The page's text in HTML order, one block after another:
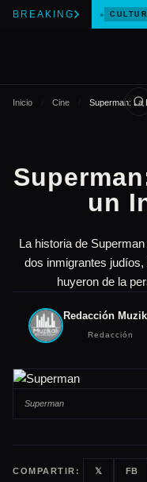
BREAKING
Inicio Cine Superman: La
un
La historia de
dos inmigrantes
huyeron de la
Redacción
Redacción
Superman
COMPARTIR: 𝕏 FB